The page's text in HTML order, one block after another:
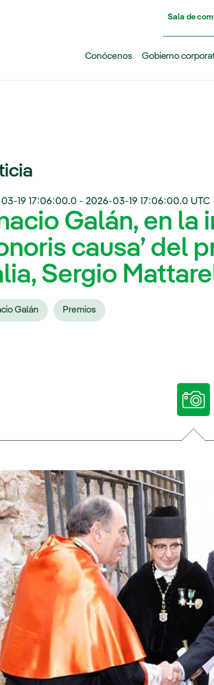
Sala de
Conócenos Gobierno
para Nuestras voces
para Multimedia
para Redes sociales
19 17:06:00.0 - 2026-03-19 17:06:00.0 UTC
Galán, en la
causa’ del
Sergio
Galán Premios